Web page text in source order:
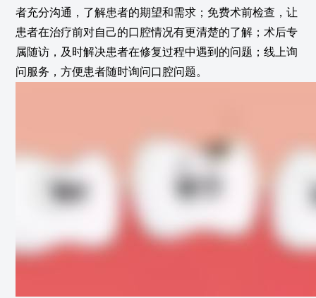
者充分沟通，了解患者的期望和需求；免费术前检查，让
患者在治疗前对自己的口腔情况有更清楚的了解；术后专
属随访，及时解决患者在修复过程中遇到的问题；线上询
问服务，方便患者随时询问口腔问题。